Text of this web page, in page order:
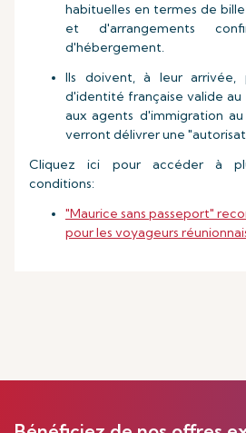
habituelles en termes de
et d'arrangements
d'hébergement.
Ils doivent, à leur arrivée,
d'identité française valide
aux agents d'immigration
verront délivrer une
Cliquez ici pour accéder à
conditions:
"Maurice sans passeport"
pour les voyageurs